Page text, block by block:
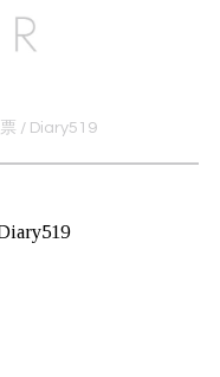
/ Diary519